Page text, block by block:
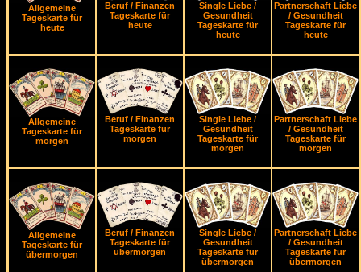
Allgemeine
Tageskarte für
heute
Beruf / Finanzen
Tageskarte für
heute
Single Liebe /
Gesundheit
Tageskarte für
heute
Partnerschaft Liebe
/ Gesundheit
Tageskarte für
heute
Allgemeine
Tageskarte für
morgen
Beruf / Finanzen
Tageskarte für
morgen
Single Liebe /
Gesundheit
Tageskarte für
morgen
Partnerschaft Liebe
/ Gesundheit
Tageskarte für
morgen
Allgemeine
Tageskarte für
übermorgen
Beruf / Finanzen
Tageskarte für
übermorgen
Single Liebe /
Gesundheit
Tageskarte für
übermorgen
Partnerschaft Liebe
/ Gesundheit
Tageskarte für
übermorgen